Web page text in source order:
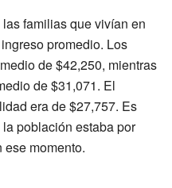
familias que vivían en
promedio. Los
de $42,250, mientras
de $31,071. El
era de $27,757. Es
población estaba por
momento.